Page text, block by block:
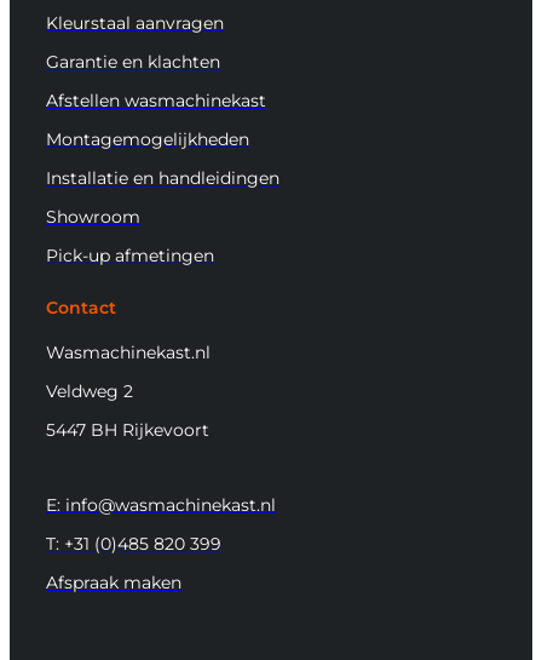
Kleurstaal aanvragen
Garantie en klachten
Afstellen wasmachinekast
Montagemogelijkheden
Installatie en handleidingen
Showroom
Pick-up afmetingen
Contact
Wasmachinekast.nl
Veldweg 2
5447 BH Rijkevoort
E: info@wasmachinekast.nl
T: +31 (0)485 820 399
Afspraak maken